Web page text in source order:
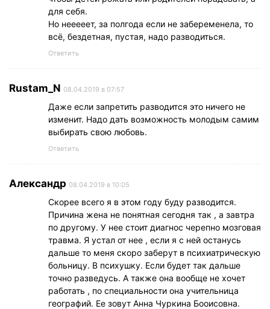
для себя.
Но нееееет, за полгода если не забеременела, то
всё, бездетная, пустая, надо разводиться.
Ответить
Rustam_N 08.04.2019 в 07:57
Даже если запретить разводится это ничего не
изменит. Надо дать возможность молодым самим
выбирать свою любовь.
Ответить
Александр 08.04.2019 в 10:05
Скорее всего я в этом году буду разводится.
Причина жена не понятная сегодня так , а завтра
по другому. У нее стоит диагнос черепно мозговая
травма. Я устал от нее , если я с ней останусь
дальше то меня скоро заберут в психиатрическую
больницу. В психушку. Если будет так дальше
точно разведусь. А также она вообще не хочет
работать , по специальности она учительница
географий. Ее зовут Анна Чуркина Бооисовна.